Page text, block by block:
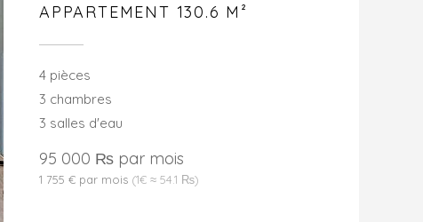
APPARTEMENT 130.6 M²
4 pièces
3 chambres
3 salles d'eau
95 000 ₨ par mois
1 755 € par mois (1€ ≈ 54.1 ₨)